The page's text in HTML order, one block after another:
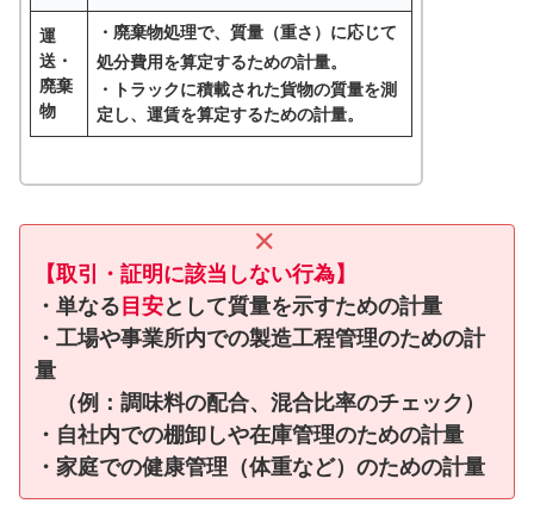
運
送・
廃棄
物
・ 廃棄物処理で、質量（重さ）に応じて
処分費用を算定するための計量。
・
トラックに積載された貨物の質量を測
定し、運賃を算定するための計量。
【取引・証明に該当しない行為】
・単なる 目安として質量を示すための計量
・工場や事業所内での製造工程管理のための計
量
（例：調味料の配合、混合比率のチェック）
・自社内での棚卸しや在庫管理のための計量
・家庭での健康管理 （体重など）のための計量